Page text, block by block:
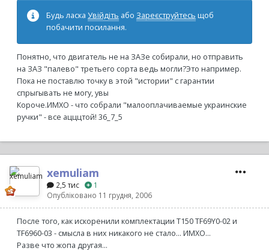
Будь ласка Увійдіть або Зареєструйтесь щоб
побачити посилання.
Понятно, что двигатель не на ЗАЗе собирали, но отправить
на ЗАЗ "палево" третьего сорта ведь могли?Это например.
Пока не поставлю точку в этой "истории" с гарантии
спрыгывать не могу, увы
Короче.ИМХО - что собрали "малооплачиваемые украинские
ручки" - все ацццтой! 36_7_5
xemuliam
2,5 тис
1
Опубліковано 11 грудня, 2006
После того, как искоренили комплектации Т150 TF69Y0-02 и
TF6960-03 - смысла в них никакого не стало... ИМХО...
Разве что жопа другая...